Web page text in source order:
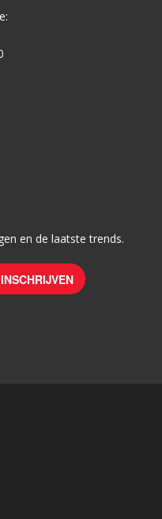
en de laatste trends.